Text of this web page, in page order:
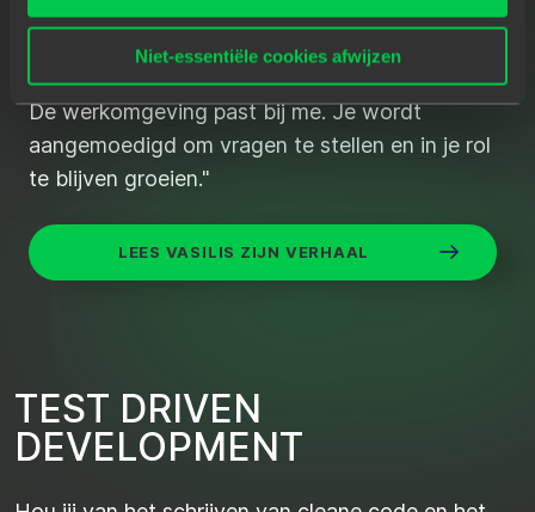
Niet-essentiële cookies afwijzen
"Ik stapte met hulp van Spilberg over naar Nike.
De werkomgeving past bij me. Je wordt
aangemoedigd om vragen te stellen en in je rol
te blijven groeien."
LEES VASILIS ZIJN VERHAAL
TEST DRIVEN
DEVELOPMENT